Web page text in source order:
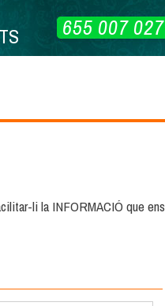
655 007 027
li la INFORMACIÓ que ens